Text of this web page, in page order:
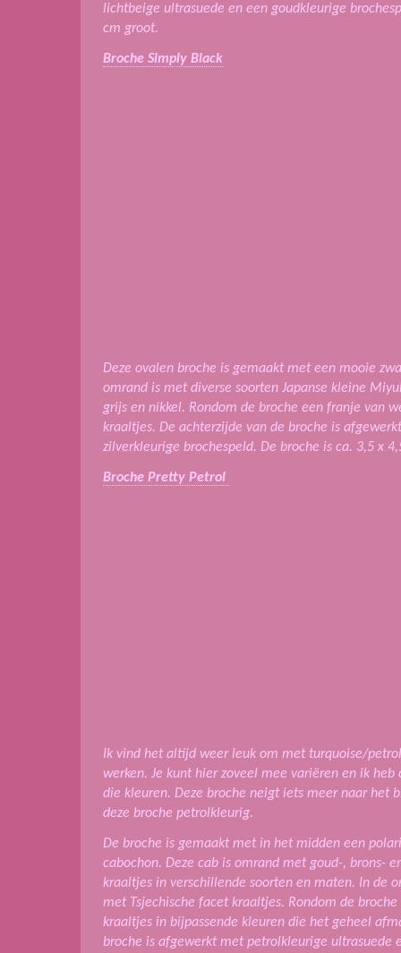
lichtbeige ultrasuede en een goudkleurige
cm groot.
Broche Simply Black
Deze ovalen broche is gemaakt met een mooie
omrand is met diverse soorten Japanse kleine
grijs en nikkel. Rondom de broche een franje van
kraaltjes. De achterzijde van de broche is
zilverkleurige brochespeld. De broche is ca. 3,5 x
Broche Pretty Petrol
Ik vind het altijd weer leuk om met turquoise/
werken. Je kunt hier zoveel mee variëren en ik
die kleuren. Deze broche neigt iets meer naar het
deze broche petrolkleurig.
De broche is gemaakt met in het midden een
cabochon. Deze cab is omrand met goud-, brons-
kraaltjes in verschillende soorten en maten. In de
met Tsjechische facet kraaltjes. Rondom de
kraaltjes in bijpassende kleuren die het geheel
broche is afgewerkt met petrolkleurige ultrasuede